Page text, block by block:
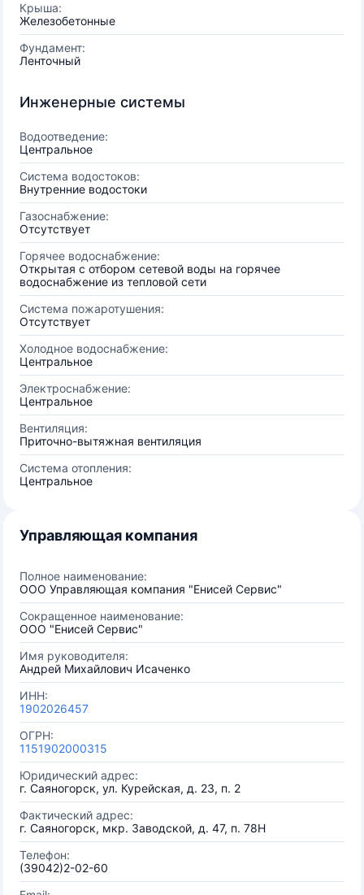
Крыша:
Железобетонные
Фундамент:
Ленточный
Инженерные системы
Водоотведение:
Центральное
Система водостоков:
Внутренние водостоки
Газоснабжение:
Отсутствует
Горячее водоснабжение:
Открытая с отбором сетевой воды на горячее
водоснабжение из тепловой сети
Система пожаротушения:
Отсутствует
Холодное водоснабжение:
Центральное
Электроснабжение:
Центральное
Вентиляция:
Приточно-вытяжная вентиляция
Система отопления:
Центральное
Управляющая компания
Полное наименование:
ООО Управляющая компания "Енисей Сервис"
Сокращенное наименование:
ООО "Енисей Сервис"
Имя руководителя:
Андрей Михайлович Исаченко
ИНН:
1902026457
ОГРН:
1151902000315
Юридический адрес:
г. Саяногорск, ул. Курейская, д. 23, п. 2
Фактический адрес:
г. Саяногорск, мкр. Заводской, д. 47, п. 78Н
Телефон:
(39042)2-02-60